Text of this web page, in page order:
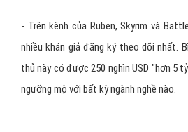
- Trên kênh của Ruben, Skyrim và
nhiều khán giả đăng ký theo dõi nhất.
thủ này có được 250 nghìn USD "hơn 5
ngưỡng mộ với bất kỳ ngành nghề nào.